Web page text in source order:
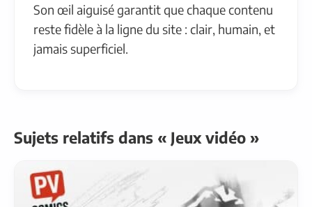
Son œil aiguisé garantit que chaque contenu
reste fidèle à la ligne du site : clair, humain, et
jamais superficiel.
Sujets relatifs dans « Jeux vidéo »